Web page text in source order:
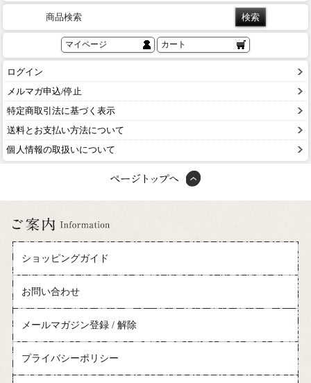
商品検索
マイページ カート
ログイン
メルマガ申込/停止
特定商取引法に基づく表示
送料とお支払い方法について
個人情報の取扱いについて
ショッピングガイド
お問い合わせ
メールマガジン登録 / 解除
プライバシーポリシー